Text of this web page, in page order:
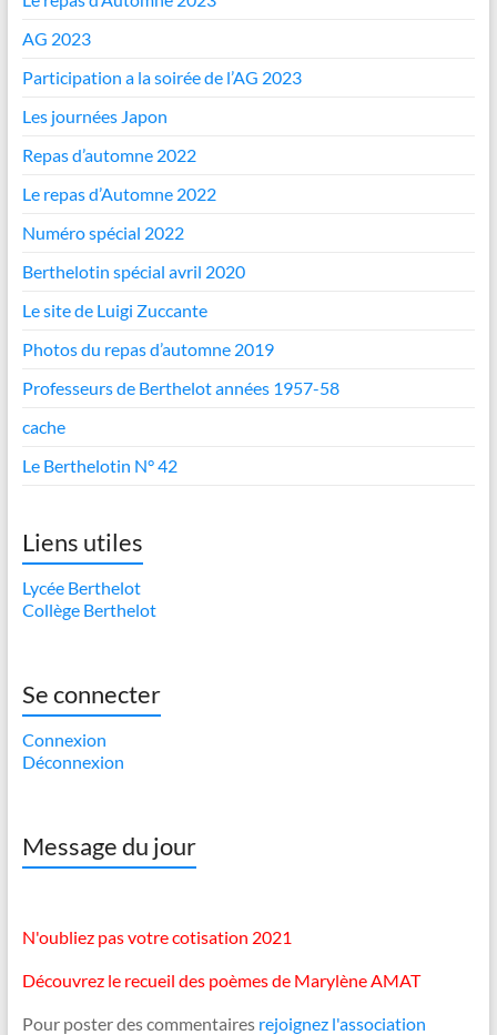
AG 2023
Participation a la soirée de l’AG 2023
Les journées Japon
Repas d’automne 2022
Le repas d’Automne 2022
Numéro spécial 2022
Berthelotin spécial avril 2020
Le site de Luigi Zuccante
Photos du repas d’automne 2019
Professeurs de Berthelot années 1957-58
cache
Le Berthelotin N° 42
Liens utiles
Lycée Berthelot
Collège Berthelot
Se connecter
Connexion
Déconnexion
Message du jour
N'oubliez pas votre cotisation 2021
Découvrez le recueil des poèmes de Marylène AMAT
Pour poster des commentaires rejoignez l'association